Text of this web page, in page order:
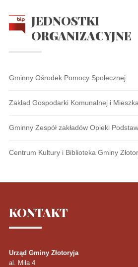
JEDNOSTKI
ORGANIZACYJNE
Gminny Ośrodek Pomocy Społecznej
Zakład Gospodarki Komunalnej i
Gminny Zespół zakładów Opieki
Centrum Kultury i Biblioteka Gminy
KONTAKT
Urząd Gminy Złotoryja
al. Miła 4